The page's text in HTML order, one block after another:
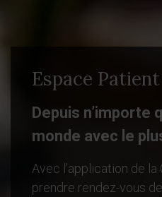
Espace Patient
Depuis n’importe
monde avec le
Avec l’application de
prendre rendez-vous